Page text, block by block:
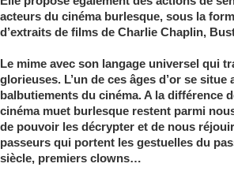
acteurs du cinéma burlesque, sous la
d’extraits de films de Charlie Chaplin,
Le mime avec son langage universel qui
glorieuses. L’un de ces âges d’or se
balbutiements du cinéma. A la différence
cinéma muet burlesque restent parmi
de pouvoir les décrypter et de nous
passeurs qui portent les gestuelles du
siècle, premiers clowns…